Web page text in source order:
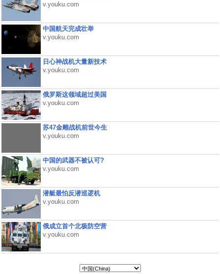
v.youku.com
中国航天完成壮举
v.youku.com
日心神战机大量新技术
v.youku.com
俄罗斯这领域超过美国
v.youku.com
苏47金雕战机前世今生
v.youku.com
中国的武器不被认可?
v.youku.com
潜艇最怕反潜巡逻机
v.youku.com
俄成立首个北极防空营
v.youku.com